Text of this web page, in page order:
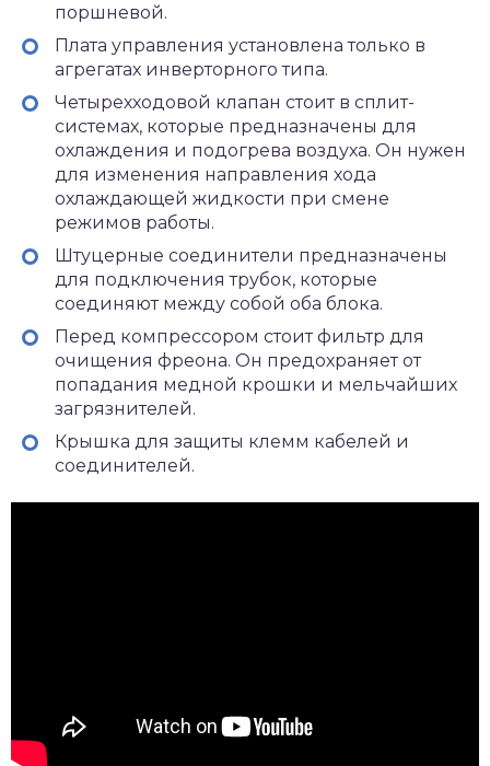
поршневой.
Плата управления установлена только в
агрегатах инверторного типа.
Четырехходовой клапан стоит в сплит-
системах, которые предназначены для
охлаждения и подогрева воздуха. Он нужен
для изменения направления хода
охлаждающей жидкости при смене
режимов работы.
Штуцерные соединители предназначены
для подключения трубок, которые
соединяют между собой оба блока.
Перед компрессором стоит фильтр для
очищения фреона. Он предохраняет от
попадания медной крошки и мельчайших
загрязнителей.
Крышка для защиты клемм кабелей и
соединителей.